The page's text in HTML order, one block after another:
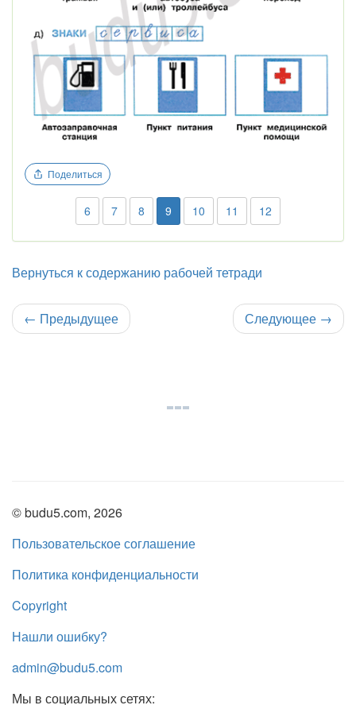
Поделиться
6 7 8 9 10 11 12
Вернуться к содержанию рабочей тетради
← Предыдущее Следующее →
© budu5.com, 2026
Пользовательское соглашение
Политика конфиденциальности
Copyright
Нашли ошибку?
admin@budu5.com
Мы в социальных сетях: